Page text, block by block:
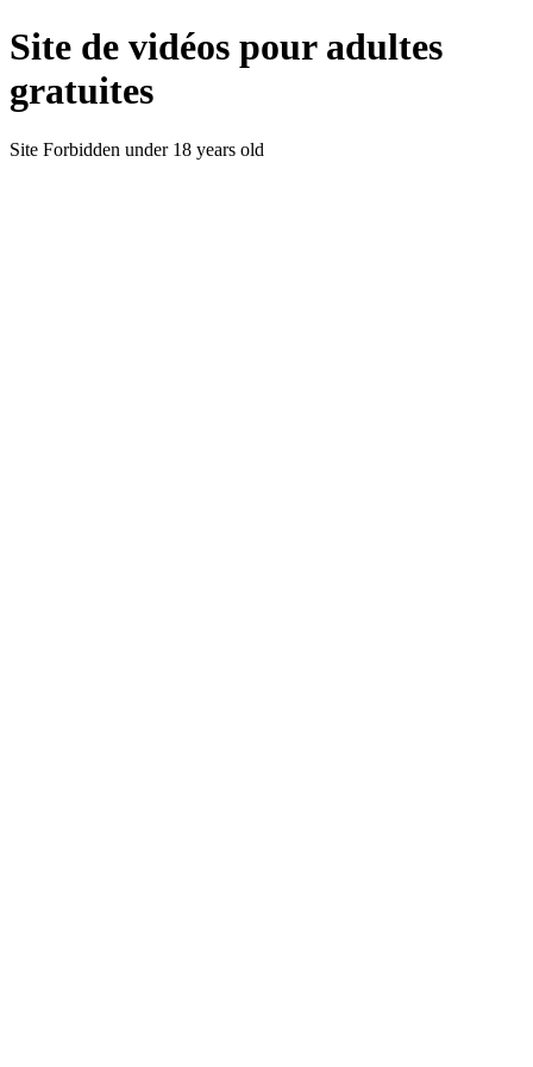
Site de vidéos pour adultes
gratuites
Site Forbidden under 18 years old